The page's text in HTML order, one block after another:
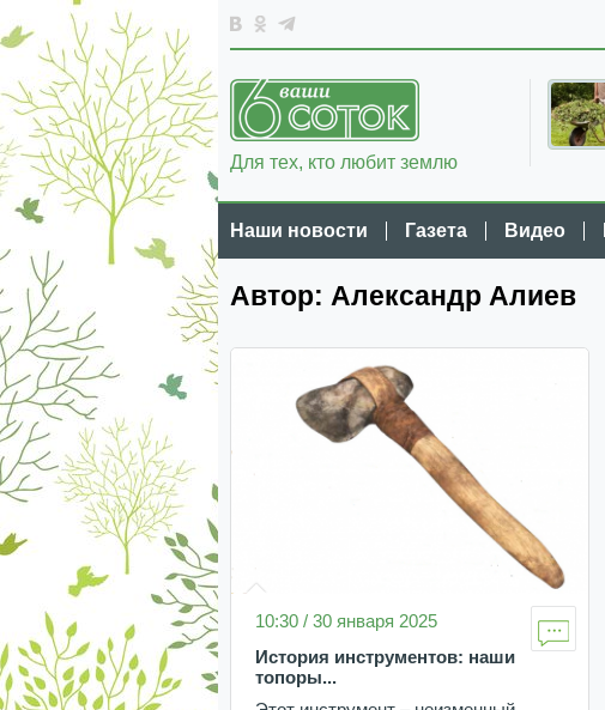
Для тех, кто любит землю
Наши новости Газета Видео
Автор: Александр Алиев
10:30 / 30 января 2025
История инструментов: наши
топоры...